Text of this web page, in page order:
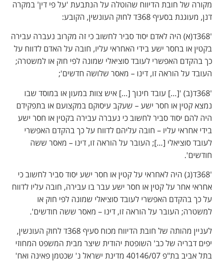
מקורה של חובת הדיווח שהוטלה על הנתבעת 'על פי דין' במקרה
דנן, מעוגנת בסעיף 368ד לחוק העונשין, הקובע:
'368ד(א) היה לאדם יסוד סביר לחשוב כי זה מקרוב נעברה עבירה
בקטין או בחסר ישע בידי האחראי עליו, חובה על האדם לדווח על
כך בהקדם האפשרי לעובד סוציאלי שמונה לפי חוק או למשטרה;
העובד על הוראה זו, דינו – מאסר שלושה חדשים';
'368ד(ב) '[…] עובד חינוך […] איש צוות במעון או במוסד שבו
נמצא קטין או חסר ישע – שעקב עיסוקם במקצועם או בתפקידם
היה להם יסוד סביר לחשוב כי נעברה עבירה בקטין או חסר ישע
בידי אחראי עליו – חובה עליהם לדווח על כך בהקדם האפשרי
לעובד סוציאלי […]; העובר על הוראה זו, דינו – מאסר ששה
חודשים'.
'368ד(ג) היה לאחראי על קטין או חסר ישע יסוד סביר לחשוב כי
אחראי אחר על קטין או חסר ישע עבר בו עבירה, חובה עליו לדווח
על כך בהקדם האפשרי לעובד סוציאלי שמונה לפי חוק או
למשטרה; העובר על הוראה זו, דינו – מאסר ששה חודשים'.
לעניין מהותה של חובת הדיווח מכוח סעיף 368ד לחוק העונשין,
יפים דבריה של כב' השופטת יהודית שיצר מבית המשפט המחוזי
בתל אביב בת"פ 40146/07 מדינת ישראל נ' שכטמן פאינה ואח'